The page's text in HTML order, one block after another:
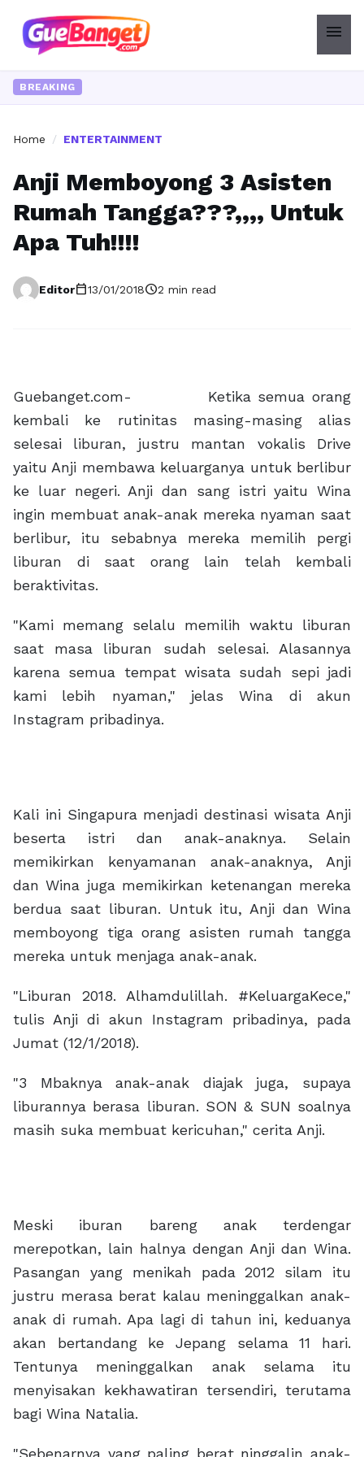
menu
BREAKING
Home / ENTERTAINMENT
Anji Memboyong 3 Asisten
Rumah Tangga???,,,, Untuk
Apa Tuh!!!!
Editorcalendar_today13/01/2018schedule2 min read
Guebanget.com- Ketika semua orang
kembali ke rutinitas masing-masing alias
selesai liburan, justru mantan vokalis Drive
yaitu Anji membawa keluarganya untuk berlibur
ke luar negeri. Anji dan sang istri yaitu Wina
ingin membuat anak-anak mereka nyaman saat
berlibur, itu sebabnya mereka memilih pergi
liburan di saat orang lain telah kembali
beraktivitas.
"Kami memang selalu memilih waktu liburan
saat masa liburan sudah selesai. Alasannya
karena semua tempat wisata sudah sepi jadi
kami lebih nyaman," jelas Wina di akun
Instagram pribadinya.
Kali ini Singapura menjadi destinasi wisata Anji
beserta istri dan anak-anaknya. Selain
memikirkan kenyamanan anak-anaknya, Anji
dan Wina juga memikirkan ketenangan mereka
berdua saat liburan. Untuk itu, Anji dan Wina
memboyong tiga orang asisten rumah tangga
mereka untuk menjaga anak-anak.
"Liburan 2018. Alhamdulillah. #KeluargaKece,"
tulis Anji di akun Instagram pribadinya, pada
Jumat (12/1/2018).
"3 Mbaknya anak-anak diajak juga, supaya
liburannya berasa liburan. SON & SUN soalnya
masih suka membuat kericuhan," cerita Anji.
Meski iburan bareng anak terdengar
merepotkan, lain halnya dengan Anji dan Wina.
Pasangan yang menikah pada 2012 silam itu
justru merasa berat kalau meninggalkan anak-
anak di rumah. Apa lagi di tahun ini, keduanya
akan bertandang ke Jepang selama 11 hari.
Tentunya meninggalkan anak selama itu
menyisakan kekhawatiran tersendiri, terutama
bagi Wina Natalia.
"Sebenarnya yang paling berat ninggalin anak-